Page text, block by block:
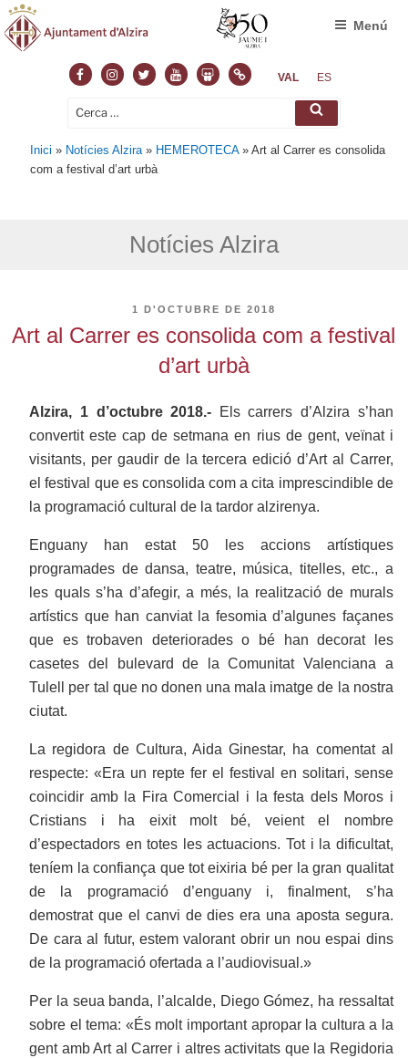
FacebookInstagram
TwitterYoutubeSlideshare
NormasVAL ES
Cerca: Cerca
Menú
Inici » Notícies Alzira » HEMEROTECA»Art al Carrer es consolida
com a festival d’art urbà
Notícies Alzira
PUBLICAT
1 D'OCTUBRE DE 2018
Art al Carrer es consolida com a festival
d’art urbà
Alzira, 1 d’octubre 2018.- Els carrers d’Alzira s’han
convertit este cap de setmana en rius de gent, veïnat i
visitants, per gaudir de la tercera edició d’Art al Carrer,
el festival que es consolida com a cita imprescindible de
la programació cultural de la tardor alzirenya.
Enguany han estat 50 les accions artístiques
programades de dansa, teatre, música, titelles, etc., a
les quals s’ha d’afegir, a més, la realització de murals
artístics que han canviat la fesomia d’algunes façanes
que es trobaven deteriorades o bé han decorat les
casetes del bulevard de la Comunitat Valenciana a
Tulell per tal que no donen una mala imatge de la nostra
ciutat.
La regidora de Cultura, Aida Ginestar, ha comentat al
respecte: «Era un repte fer el festival en solitari, sense
coincidir amb la Fira Comercial i la festa dels Moros i
Cristians i ha eixit molt bé, veient el nombre
d’espectadors en totes les actuacions. Tot i la dificultat,
teníem la confiança que tot eixiria bé per la gran qualitat
de la programació d’enguany i, finalment, s’ha
demostrat que el canvi de dies era una aposta segura.
De cara al futur, estem valorant obrir un nou espai dins
de la programació ofertada a l’audiovisual.»
Per la seua banda, l’alcalde, Diego Gómez, ha ressaltat
sobre el tema: «És molt important apropar la cultura a la
gent amb Art al Carrer i altres activitats que la Regidoria